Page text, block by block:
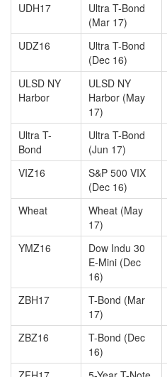
UDH17
Ultra T-Bond
(Mar 17)
UDZ16
Ultra T-Bond
(Dec 16)
ULSD NY
Harbor
ULSD NY
Harbor (May
17)
Ultra T-
Bond
Ultra T-Bond
(Jun 17)
VIZ16
S&P 500 VIX
(Dec 16)
Wheat
Wheat (May
17)
YMZ16
Dow Indu 30
E-Mini (Dec
16)
ZBH17
T-Bond (Mar
17)
ZBZ16
T-Bond (Dec
16)